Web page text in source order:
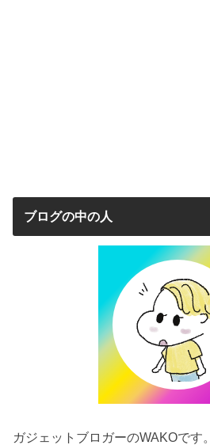
ブログの中の人
ガジェットブロガーのWAKOです。